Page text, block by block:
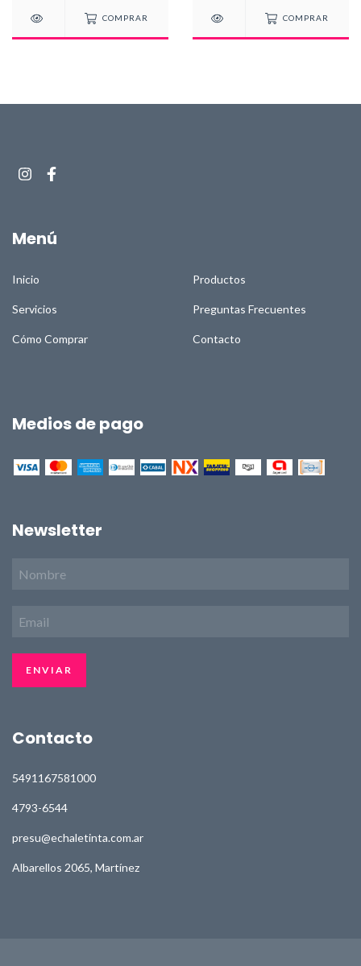
COMPRAR COMPRAR
Menú
Inicio Productos
Servicios Preguntas Frecuentes
Cómo Comprar Contacto
Medios de pago
Newsletter
Contacto
5491167581000
4793-6544
presu@echaletinta.com.ar
Albarellos 2065, Martínez